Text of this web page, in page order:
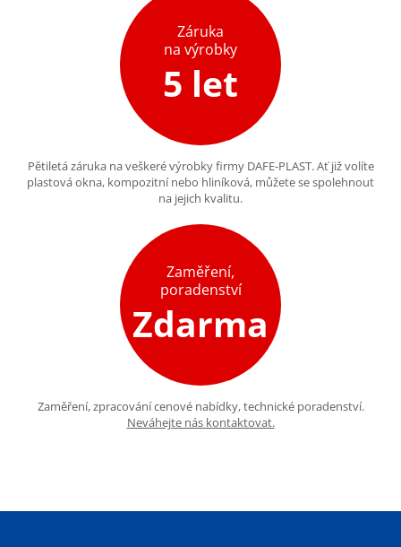
Záruka
na výrobky
5 let
Pětiletá záruka na veškeré výrobky firmy DAFE-PLAST. Ať již volíte
plastová okna, kompozitní nebo hliníková, můžete se spolehnout
na jejich kvalitu.
Zaměření,
poradenství
Zdarma
Zaměření, zpracování cenové nabídky, technické poradenství.
Neváhejte nás kontaktovat.